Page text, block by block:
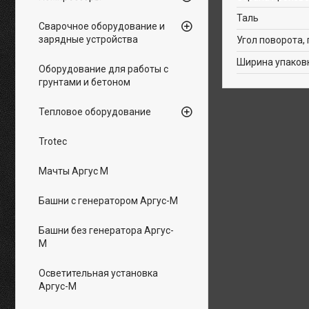
Таль
Угол поворота,
Ширина
Сварочное оборудование и
зарядные устройства
Оборудование для работы с
грунтами и бетоном
Тепловое оборудование
Trotec
Мачты Аргус М
Башни с генератором Аргус-М
Башни без генератора Аргус-
М
Осветительная установка
Аргус-М